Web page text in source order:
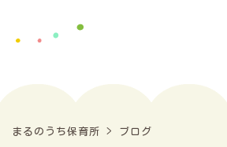
まるのうち保育所 > ブログ